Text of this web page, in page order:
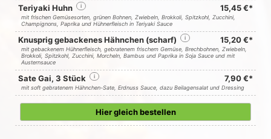
Teriyaki Huhn i 15,45 €*
mit frischen Gemüsesorten, grünen Bohnen, Zwiebeln, Brokkoli, Spitzkohl, Zucchini,
Champignons, Paprika und Hühnerfleisch in Teriyaki Sauce
Knusprig gebackenes Hähnchen (scharf) i 15,20 €*
mit gebackenem Hühnerfleisch, gebratenem frischem Gemüse, Brechbohnen, Zwiebeln,
Brokkoli, Spitzkohl, Zucchini, Morcheln, Bambus und Paprika in Soja Sauce und mit
Austernsauce
Sate Gai, 3 Stück i 7,90 €*
mit soft gebratenem Hähnchen-Sate, Erdnuss Sauce, dazu Beilagensalat und Dressing
Hier gleich bestellen